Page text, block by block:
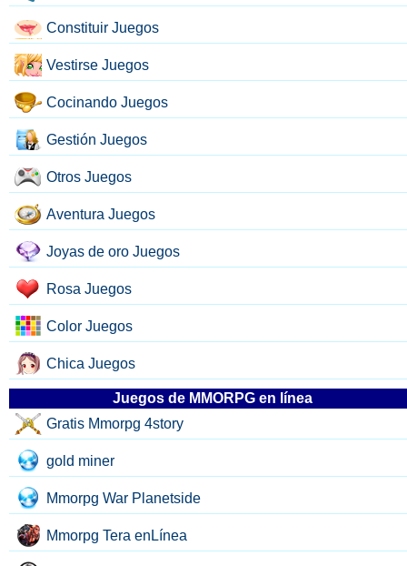
Constituir Juegos
Vestirse Juegos
Cocinando Juegos
Gestión Juegos
Otros Juegos
Aventura Juegos
Joyas de oro Juegos
Rosa Juegos
Color Juegos
Chica Juegos
Juegos de MMORPG en línea
Gratis Mmorpg 4story
gold miner
Mmorpg War Planetside
Mmorpg Tera enLínea